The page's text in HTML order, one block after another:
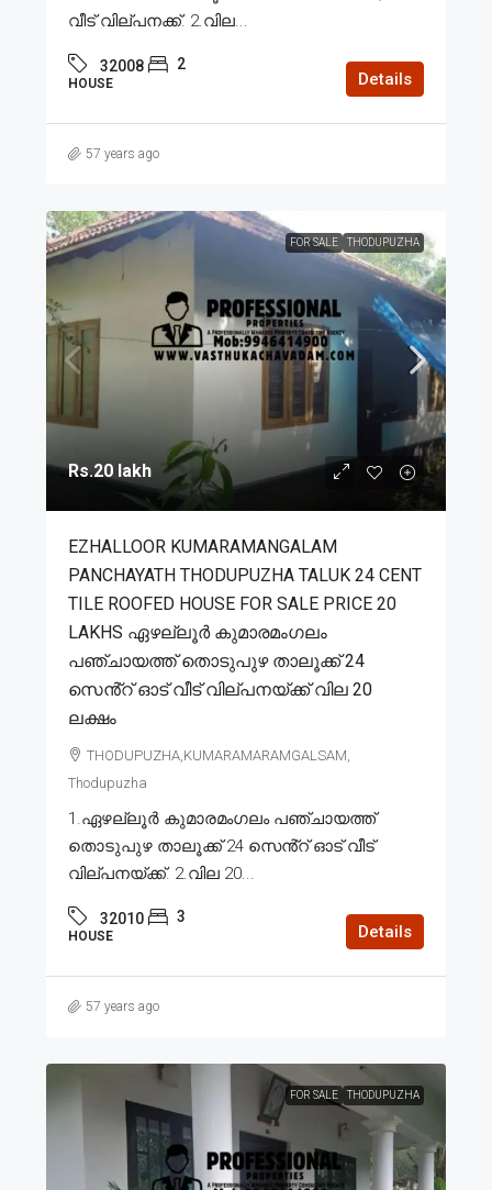
വീട് വില്പനക്ക്. 2.വില...
32008 2
HOUSE Details
57 years ago
FOR SALE THODUPUZHA
Rs.20 lakh
EZHALLOOR KUMARAMANGALAM
PANCHAYATH THODUPUZHA TALUK 24 CENT
TILE ROOFED HOUSE FOR SALE PRICE 20
LAKHS ഏഴല്ലൂർ കുമാരമംഗലം
പഞ്ചായത്ത് തൊടുപുഴ താലൂക്ക് 24
സെൻ്റ് ഓട് വീട് വില്പനയ്ക്ക് വില 20
ലക്ഷം
THODUPUZHA,KUMARAMARAMGALSAM,
Thodupuzha
1.ഏഴല്ലൂർ കുമാരമംഗലം പഞ്ചായത്ത്
തൊടുപുഴ താലൂക്ക് 24 സെൻ്റ് ഓട് വീട്
വില്പനയ്ക്ക്. 2.വില 20...
32010 3
HOUSE Details
57 years ago
FOR SALE THODUPUZHA